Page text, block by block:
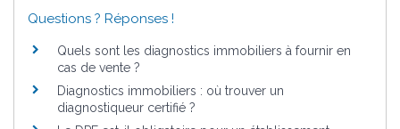
Questions ? Réponses !
Quels sont les diagnostics immobiliers à fournir en
cas de vente ?
Diagnostics immobiliers : où trouver un
diagnostiqueur certifié ?